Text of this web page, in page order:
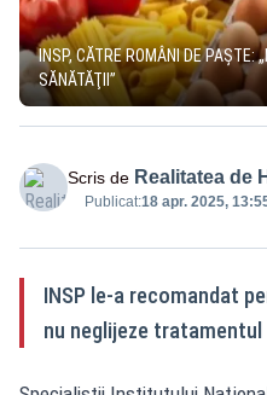
INSP, CĂTRE ROMÂNI DE PAȘTE:
SĂNĂTĂŢII”
Scris de Realitatea de
Publicat:18 apr. 2025,
INSP le-a recomandat
nu neglijeze